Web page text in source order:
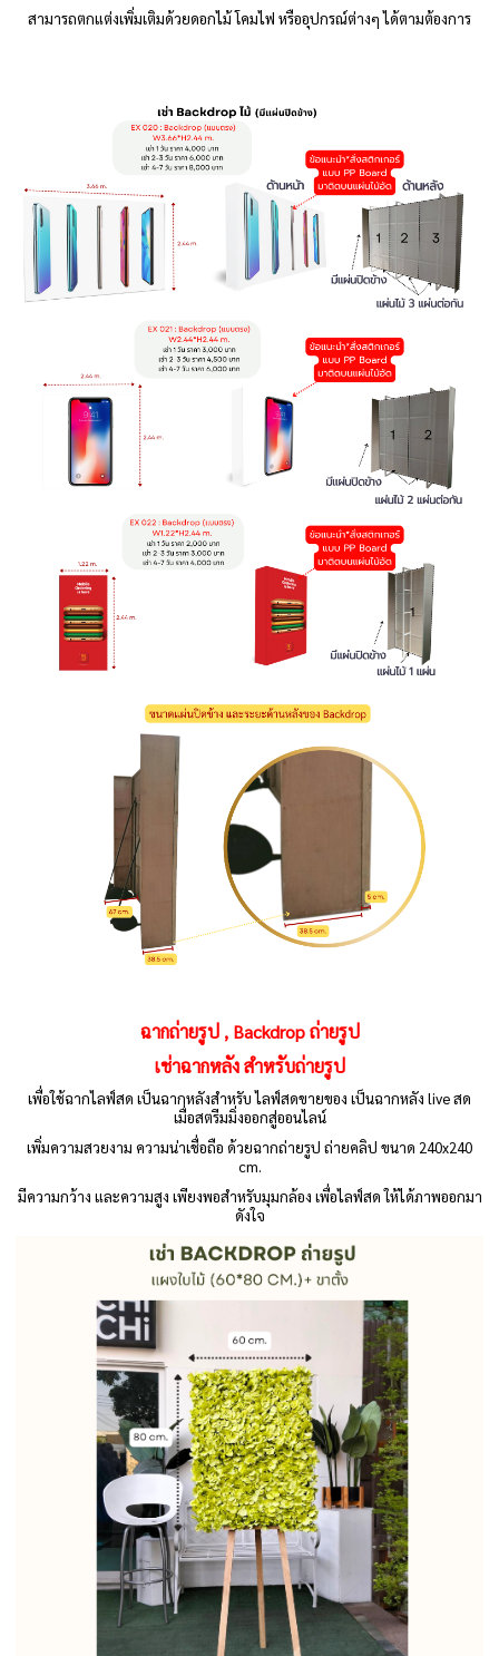
สามารถตกแต่งเพิ่มเติมด้วยดอกไม้ โคมไฟ หรืออุปกรณ์ต่างๆ ได้ตามต้องการ
ฉากถ่ายรูป , Backdrop ถ่ายรูป
เช่าฉากหลัง สำหรับถ่ายรูป
เพื่อใช้ฉากไลฟ์สด เป็นฉากหลังสำหรับ ไลฟ์สดขายของ เป็นฉากหลัง live สด
เมื่อสตรีมมิ่งออกสู่ออนไลน์
เพิ่มความสวยงาม ความน่าเชื่อถือ ด้วยฉากถ่ายรูป ถ่ายคลิป ขนาด 240x240
cm.
มีความกว้าง และความสูง เพียงพอสำหรับมุมกล้อง เพื่อไลฟ์สด ให้ได้ภาพออกมา
ดังใจ